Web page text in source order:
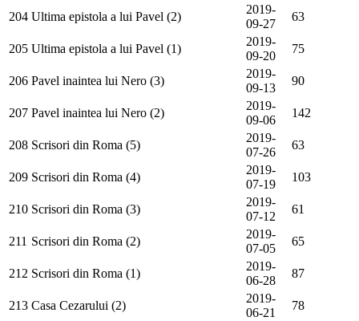
204 Ultima epistola a lui Pavel (2)
2019-
09-27
63
205 Ultima epistola a lui Pavel (1)
2019-
09-20
75
206 Pavel inaintea lui Nero (3)
2019-
09-13
90
207 Pavel inaintea lui Nero (2)
2019-
09-06
142
208 Scrisori din Roma (5)
2019-
07-26
63
209 Scrisori din Roma (4)
2019-
07-19
103
210 Scrisori din Roma (3)
2019-
07-12
61
211 Scrisori din Roma (2)
2019-
07-05
65
212 Scrisori din Roma (1)
2019-
06-28
87
213 Casa Cezarului (2)
2019-
06-21
78